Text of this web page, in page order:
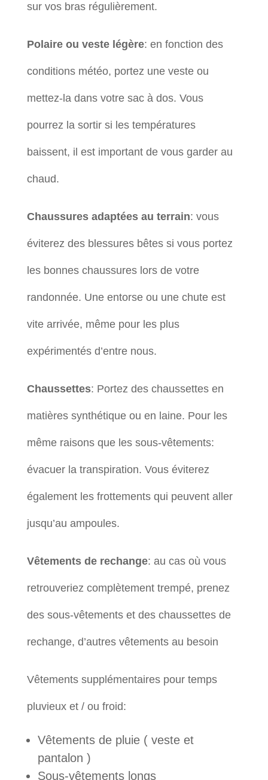
sur vos bras régulièrement.
Polaire ou veste légère: en fonction des
conditions météo, portez une veste ou
mettez-la dans votre sac à dos. Vous
pourrez la sortir si les températures
baissent, il est important de vous garder au
chaud.
Chaussures adaptées au terrain: vous
éviterez des blessures bêtes si vous portez
les bonnes chaussures lors de votre
randonnée. Une entorse ou une chute est
vite arrivée, même pour les plus
expérimentés d’entre nous.
Chaussettes: Portez des chaussettes en
matières synthétique ou en laine. Pour les
même raisons que les sous-vêtements:
évacuer la transpiration. Vous éviterez
également les frottements qui peuvent aller
jusqu’au ampoules.
Vêtements de rechange: au cas où vous
retrouveriez complètement trempé, prenez
des sous-vêtements et des chaussettes de
rechange, d’autres vêtements au besoin
Vêtements supplémentaires pour temps
pluvieux et / ou froid:
Vêtements de pluie ( veste et
pantalon )
Sous-vêtements longs